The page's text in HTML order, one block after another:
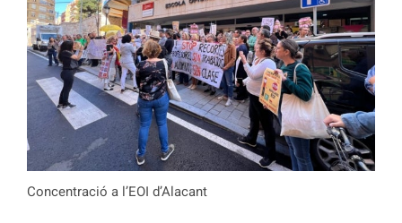
Concentració a l’EOI d’Alacant